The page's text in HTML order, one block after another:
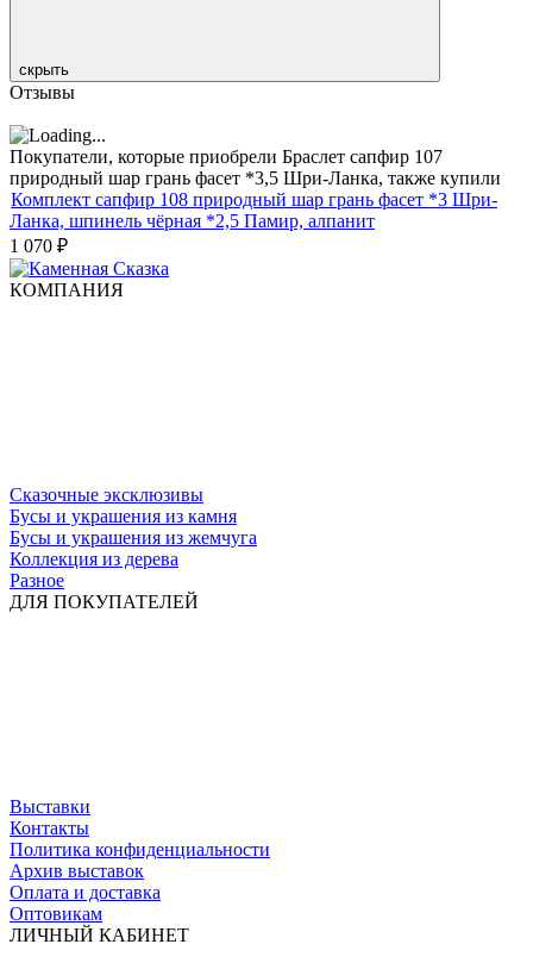
скрыть
Отзывы
Покупатели, которые приобрели Браслет сапфир 107
природный шар грань фасет *3,5 Шри-Ланка, также купили
Комплект сапфир 108 природный шар грань фасет *3 Шри-
Ланка, шпинель чёрная *2,5 Памир, алпанит
1 070 ₽
КОМПАНИЯ
Сказочные эксклюзивы
Бусы и украшения из камня
Бусы и украшения из жемчуга
Коллекция из дерева
Разное
ДЛЯ ПОКУПАТЕЛЕЙ
Выставки
Контакты
Политика конфиденциальности
Архив выставок
Оплата и доставка
Оптовикам
ЛИЧНЫЙ КАБИНЕТ